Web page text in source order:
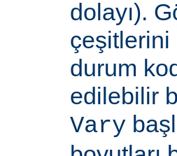
dolayı).
çeşitlerini
durum
edilebilir
Vary